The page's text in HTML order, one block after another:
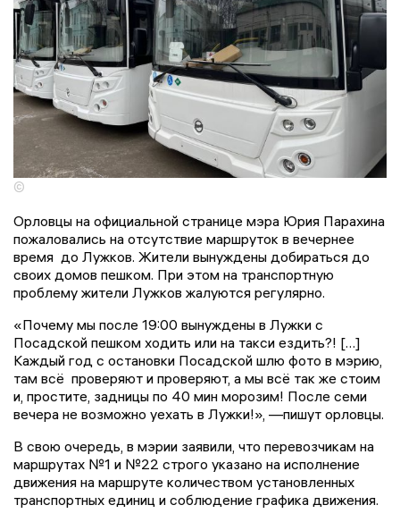
©
Орловцы на официальной странице мэра Юрия Парахина
пожаловались на отсутствие маршруток в вечернее
время до Лужков. Жители вынуждены добираться до
своих домов пешком. При этом на транспортную
проблему жители Лужков жалуются регулярно.
«Почему мы после 19:00 вынуждены в Лужки с
Посадской пешком ходить или на такси ездить?! […]
Каждый год с остановки Посадской шлю фото в мэрию,
там всё проверяют и проверяют, а мы всё так же стоим
и, простите, задницы по 40 мин морозим! После семи
вечера не возможно уехать в Лужки!», —пишут орловцы.
В свою очередь, в мэрии заявили, что перевозчикам на
маршрутах №1 и №22 строго указано на исполнение
движения на маршруте количеством установленных
транспортных единиц и соблюдение графика движения.